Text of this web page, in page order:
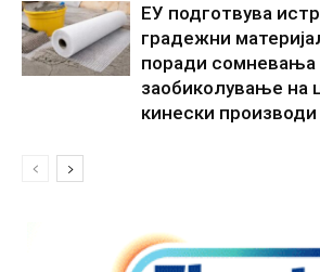
ЕУ подготвува
градежни
поради сомневања
заобиколување на
кинески производи